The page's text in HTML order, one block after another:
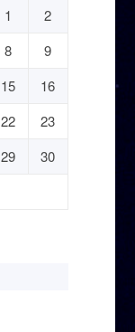
1
2
8
9
15
16
22
23
29
30